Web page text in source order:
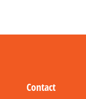
Contact